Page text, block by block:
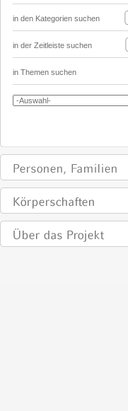
in den Kategorien suchen
in der Zeitleiste suchen
in Themen suchen